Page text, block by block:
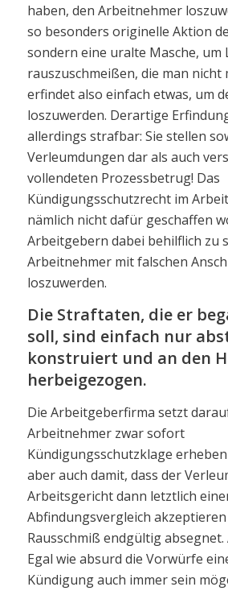
haben, den Arbeitnehmer
so besonders originelle Aktion
sondern eine uralte Masche, um
rauszuschmeißen, die man nicht
erfindet also einfach etwas, um
loszuwerden. Derartige
allerdings strafbar: Sie stellen
Verleumdungen dar als auch
vollendeten Prozessbetrug! Das
Kündigungsschutzrecht im
nämlich nicht dafür geschaffen
Arbeitgebern dabei behilflich zu
Arbeitnehmer mit falschen
loszuwerden.
Die Straftaten, die er
soll, sind einfach nur
konstruiert und an den
herbeigezogen.
Die Arbeitgeberfirma setzt
Arbeitnehmer zwar sofort
Kündigungsschutzklage
aber auch damit, dass der
Arbeitsgericht dann letztlich
Abfindungsvergleich
Rausschmiß endgültig absegnet.
Egal wie absurd die Vorwürfe
Kündigung auch immer sein